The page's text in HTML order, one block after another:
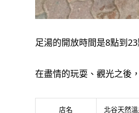
足湯的開放時間是8點到
在盡情的玩耍、觀光之後
店名 北谷天然溫